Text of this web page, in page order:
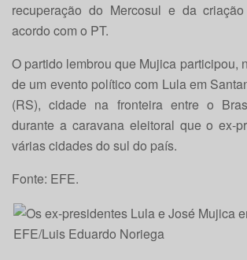
recuperação do Mercosul e da
acordo com o PT.
O partido lembrou que Mujica participou,
de um evento político com Lula em
(RS), cidade na fronteira entre o
durante a caravana eleitoral que o ex-
várias cidades do sul do país.
Fonte: EFE.